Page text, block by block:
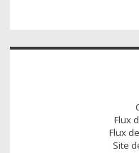
Flux
Flux
Site